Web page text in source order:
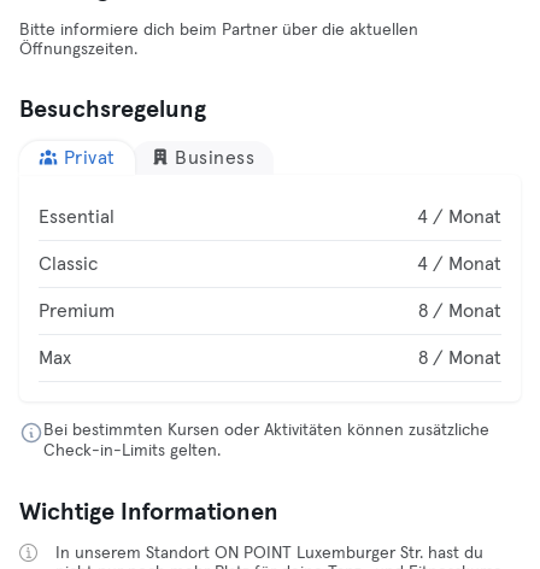
Bitte informiere dich beim Partner über die aktuellen
Öffnungszeiten.
Besuchsregelung
Privat Business
Essential 4 / Monat
Classic 4 / Monat
Premium 8 / Monat
Max 8 / Monat
Bei bestimmten Kursen oder Aktivitäten können zusätzliche
Check-in-Limits gelten.
Wichtige Informationen
In unserem Standort ON POINT Luxemburger Str. hast du